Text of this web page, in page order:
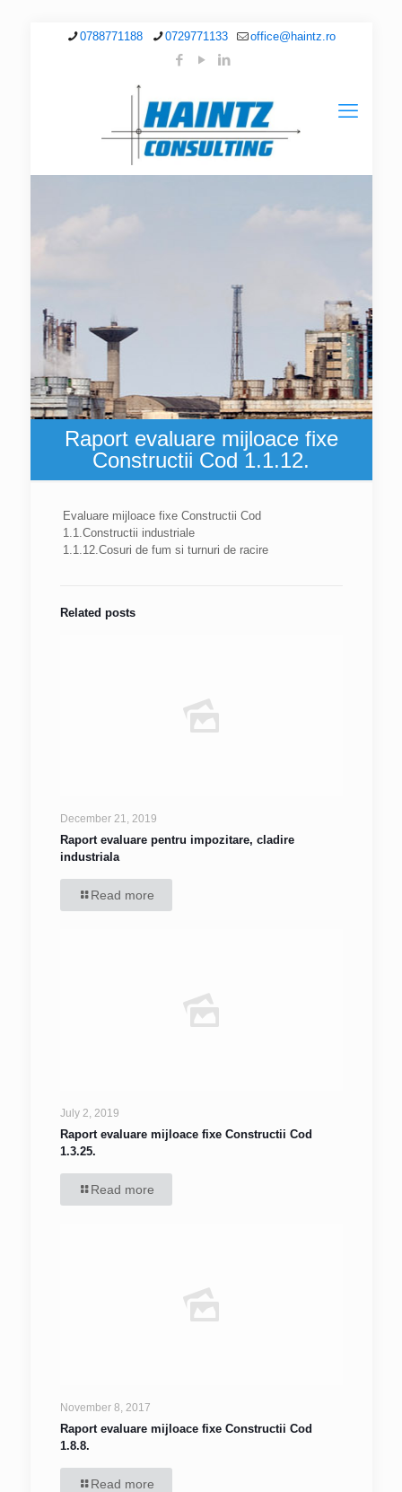
0788771188 0729771133 office@haintz.ro
Raport evaluare mijloace fixe
Constructii Cod 1.1.12.
Evaluare mijloace fixe Constructii Cod
1.1.Constructii industriale
1.1.12.Cosuri de fum si turnuri de racire
Related posts
December 21, 2019
Raport evaluare pentru impozitare, cladire
industriala
Read more
July 2, 2019
Raport evaluare mijloace fixe Constructii Cod
1.3.25.
Read more
November 8, 2017
Raport evaluare mijloace fixe Constructii Cod
1.8.8.
Read more